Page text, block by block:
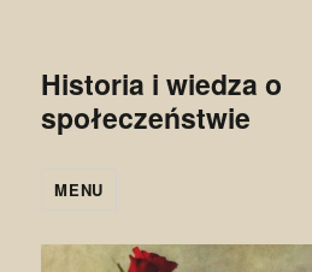
Historia i wiedza o
społeczeństwie
MENU